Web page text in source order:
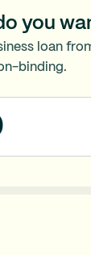
you
loan
binding.